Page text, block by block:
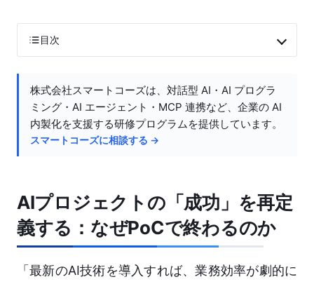
目次
株式会社スマートコーズは、対話型 AI・AI プログラ
ミング・AI エージェント・MCP 連携など、企業の AI
内製化を支援する研修プログラムを提供しています。
スマートコーズに相談する →
AIプロジェクトの「成功」を再定
義する：なぜPoCで終わるのか
「最新のAI技術を導入すれば、業務効率が劇的に